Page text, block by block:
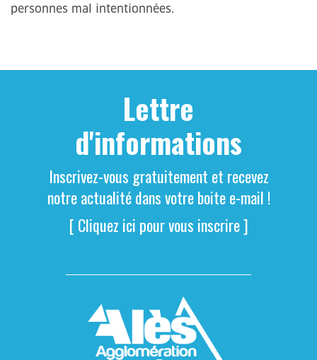
personnes mal intentionnées.
Lettre
d'informations
Inscrivez-vous gratuitement et recevez
notre actualité dans votre boite e-mail !
[ Cliquez ici pour vous inscrire ]